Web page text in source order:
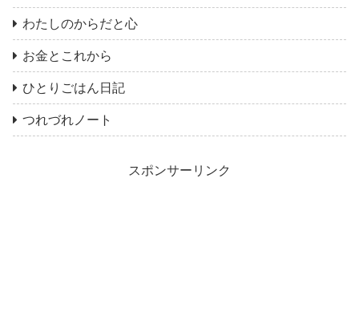
わたしのからだと心
お金とこれから
ひとりごはん日記
つれづれノート
スポンサーリンク